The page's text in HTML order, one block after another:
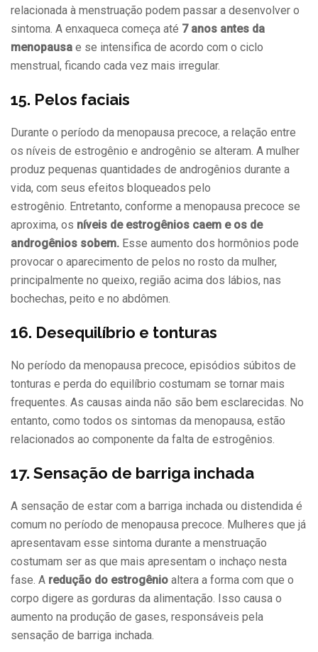
relacionada à menstruação podem passar a desenvolver o
sintoma. A enxaqueca começa até 7 anos antes da
menopausa e se intensifica de acordo com o ciclo
menstrual, ficando cada vez mais irregular.
15. Pelos faciais
Durante o período da menopausa precoce, a relação entre
os níveis de estrogênio e androgênio se alteram. A mulher
produz pequenas quantidades de androgênios durante a
vida, com seus efeitos bloqueados pelo
estrogênio. Entretanto, conforme a menopausa precoce se
aproxima, os níveis de estrogênios caem e os de
androgênios sobem. Esse aumento dos hormônios pode
provocar o aparecimento de pelos no rosto da mulher,
principalmente no queixo, região acima dos lábios, nas
bochechas, peito e no abdômen.
16. Desequilíbrio e tonturas
No período da menopausa precoce, episódios súbitos de
tonturas e perda do equilíbrio costumam se tornar mais
frequentes. As causas ainda não são bem esclarecidas. No
entanto, como todos os sintomas da menopausa, estão
relacionados ao componente da falta de estrogênios.
17. Sensação de barriga inchada
A sensação de estar com a barriga inchada ou distendida é
comum no período de menopausa precoce. Mulheres que já
apresentavam esse sintoma durante a menstruação
costumam ser as que mais apresentam o inchaço nesta
fase. A redução do estrogênio altera a forma com que o
corpo digere as gorduras da alimentação. Isso causa o
aumento na produção de gases, responsáveis pela
sensação de barriga inchada.